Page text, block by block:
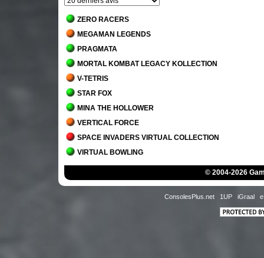
ZERO RACERS
MEGAMAN LEGENDS
PRAGMATA
MORTAL KOMBAT LEGACY KOLLECTION
V-TETRIS
STAR FOX
MINA THE HOLLOWER
VERTICAL FORCE
SPACE INVADERS VIRTUAL COLLECTION
VIRTUAL BOWLING
MORTAL KOMBAT 1
JACK BROS.
DETROIT - BECOME HUMAN
© 2004-2026
ConsolesPlus.net 1UP iGraal